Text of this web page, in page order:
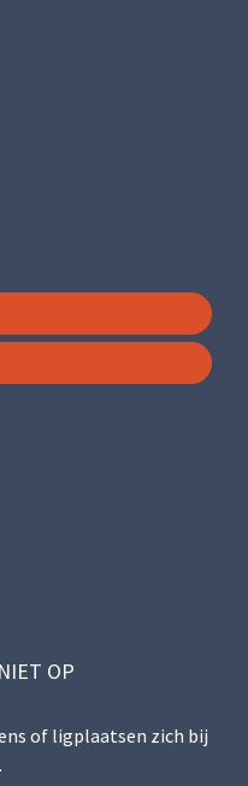
OP
of ligplaatsen zich bij